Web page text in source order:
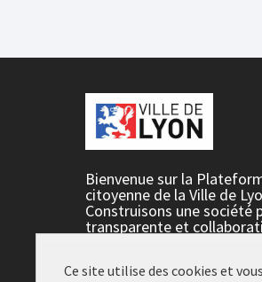
Bienvenue sur la
citoyenne de la Ville de
Construisons une société
transparente et
Ce site utilise des cookies et